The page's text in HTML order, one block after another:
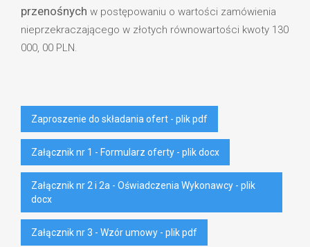
przenośnych w postępowaniu o wartości zamówienia
nieprzekraczającego w złotych równowartości kwoty 130
000, 00 PLN.
Zaproszenie do składania ofert - plik pdf
Załącznik nr 1 - Formularz oferty - plik docx
Załącznik nr 2 i 2a - Oświadczenia Wykonawcy - plik
docx
Załącznik nr 3 - Wzór umowy - plik pdf